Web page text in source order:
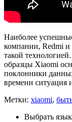
Наиболее
компании, Redmi
такой
образцы Xiaomi
поклонники
времени ситуация
Метки: xiaomi,
Выбрать язык